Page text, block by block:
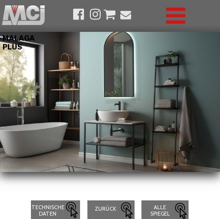
MALAGA
PLUS
TECHNISCHE
DATEN
ZURÜCK
ALLE
SPIEGEL